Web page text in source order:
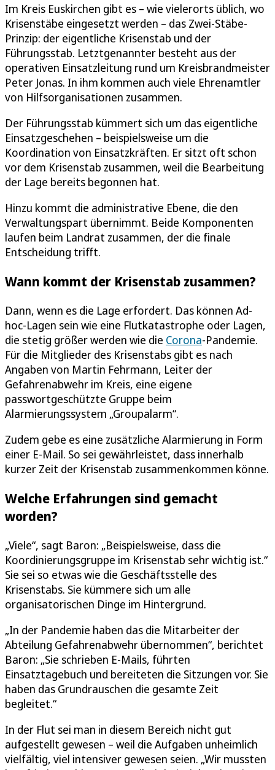
Im Kreis Euskirchen gibt es – wie vielerorts üblich, wo
Krisenstäbe eingesetzt werden – das Zwei-Stäbe-
Prinzip: der eigentliche Krisenstab und der
Führungsstab. Letztgenannter besteht aus der
operativen Einsatzleitung rund um Kreisbrandmeister
Peter Jonas. In ihm kommen auch viele Ehrenamtler
von Hilfsorganisationen zusammen.
Der Führungsstab kümmert sich um das eigentliche
Einsatzgeschehen – beispielsweise um die
Koordination von Einsatzkräften. Er sitzt oft schon
vor dem Krisenstab zusammen, weil die Bearbeitung
der Lage bereits begonnen hat.
Hinzu kommt die administrative Ebene, die den
Verwaltungspart übernimmt. Beide Komponenten
laufen beim Landrat zusammen, der die finale
Entscheidung trifft.
Wann kommt der Krisenstab zusammen?
Dann, wenn es die Lage erfordert. Das können Ad-
hoc-Lagen sein wie eine Flutkatastrophe oder Lagen,
die stetig größer werden wie die Corona-Pandemie.
Für die Mitglieder des Krisenstabs gibt es nach
Angaben von Martin Fehrmann, Leiter der
Gefahrenabwehr im Kreis, eine eigene
passwortgeschützte Gruppe beim
Alarmierungssystem „Groupalarm“.
Zudem gebe es eine zusätzliche Alarmierung in Form
einer E-Mail. So sei gewährleistet, dass innerhalb
kurzer Zeit der Krisenstab zusammenkommen könne.
Welche Erfahrungen sind gemacht
worden?
„Viele“, sagt Baron: „Beispielsweise, dass die
Koordinierungsgruppe im Krisenstab sehr wichtig ist.“
Sie sei so etwas wie die Geschäftsstelle des
Krisenstabs. Sie kümmere sich um alle
organisatorischen Dinge im Hintergrund.
„In der Pandemie haben das die Mitarbeiter der
Abteilung Gefahrenabwehr übernommen“, berichtet
Baron: „Sie schrieben E-Mails, führten
Einsatztagebuch und bereiteten die Sitzungen vor. Sie
haben das Grundrauschen die gesamte Zeit
begleitet.“
In der Flut sei man in diesem Bereich nicht gut
aufgestellt gewesen – weil die Aufgaben unheimlich
vielfältig, viel intensiver gewesen seien. „Wir mussten